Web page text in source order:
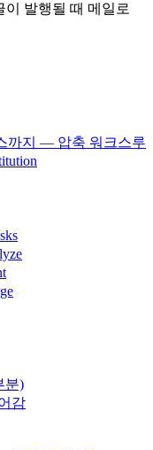
이 발행될 때 메일로
까지 — 압축 워크스루
분)
감